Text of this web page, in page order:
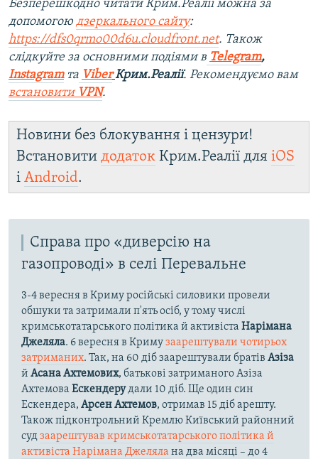
Безперешкодно читати Крим.Реалії можна за
допомогою дзеркального сайту:
https://dfs0qrmo00d6u.cloudfront.net. Також
слідкуйте за основними подіями в Telegram,
Instagramта Viber Крим.Реалії. Рекомендуємо вам
встановити VPN.
Новини без блокування і цензури!
Встановити додаток Крим.Реалії для iOS
і Android.
Справа про «диверсію на
газопроводі» в селі Перевальне
3-4 вересня в Криму російські силовики провели
обшуки та затримали п'ять осіб, у тому числі
кримськотатарського політика й активіста Нарімана
Джеляла. 6 вересня в Кримузаарештували чотирьох
затриманих. Так, на 60 діб заарештували братів Азіза
й Асана Ахтемових, батькові затриманого Азіза
Ахтемова Ескендерудали 10 діб. Ще один син
Ескендера, Арсен Ахтемов, отримав 15 діб арешту.
Також підконтрольний Кремлю Київський районний
судзаарештував кримськотатарського політика й
активіста Нарімана Джеляла на два місяці – до 4